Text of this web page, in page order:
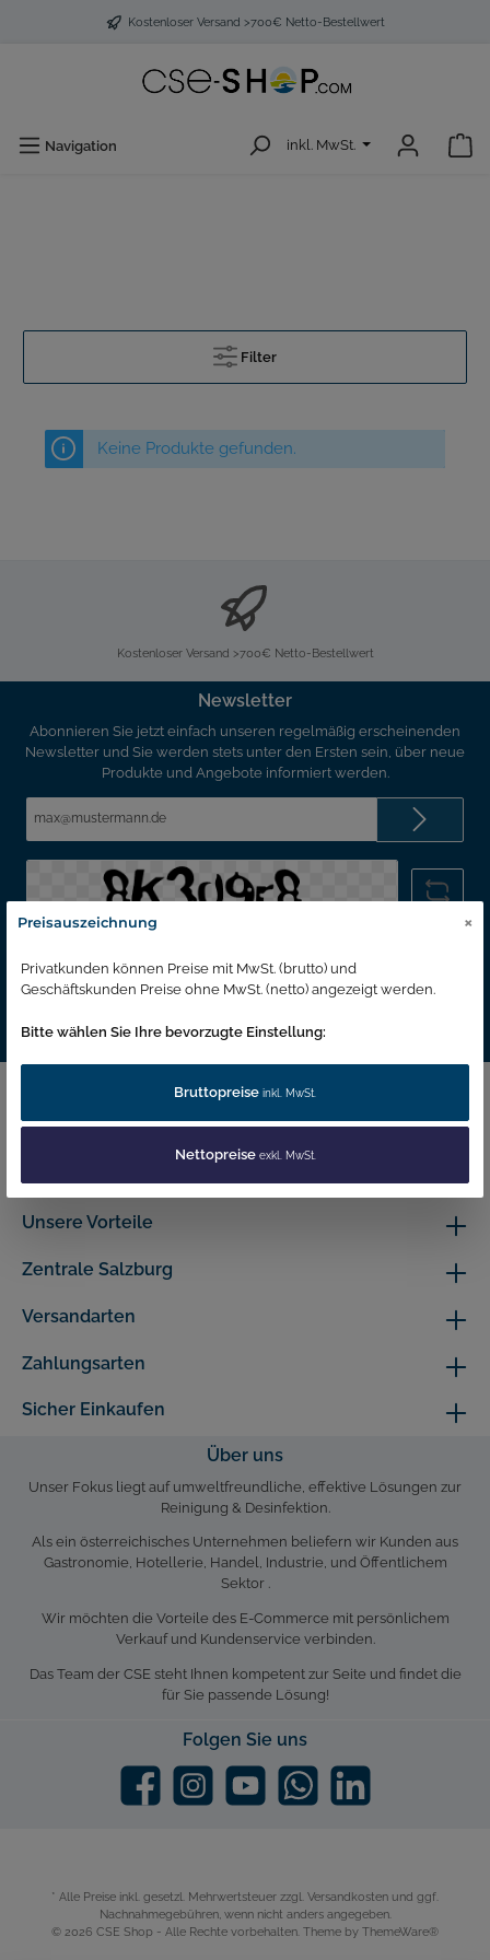
Kostenloser Versand >700€ Netto-Bestellwert
Navigation inkl. MwSt.
Filter
Keine Produkte gefunden.
Kostenloser Versand >700€ Netto-Bestellwert
Newsletter
Abonnieren Sie jetzt einfach unseren regelmäßig erscheinenden
Newsletter und Sie werden stets unter den Ersten sein, über neue
Produkte und Angebote informiert werden.
Ich habe die Datenschutzbestimmungen
zur Kenntnis genommen und die
AGBgelesen und bin mit ihnen einverstanden.
Shopservice
Unsere Vorteile
Versandarten
Zahlungsarten
Zentrale Salzburg
Sicher Einkaufen
Über uns
Unser Fokus liegt auf umweltfreundliche, effektive Lösungen zur
Reinigung & Desinfektion.
Als ein österreichisches Unternehmen beliefern wir Kunden aus
Gastronomie, Hotellerie, Handel, Industrie, und Öffentlichem
Sektor .
Wir möchten die Vorteile des E-Commerce mit persönlichem
Verkauf und Kundenservice verbinden.
Das Team der CSE steht Ihnen kompetent zur Seite und findet die
für Sie passende Lösung!
Folgen Sie uns
* Alle Preise inkl. gesetzl. Mehrwertsteuer zzgl. Versandkosten und ggf.
Nachnahmegebühren, wenn nicht anders angegeben.
© 2026 CSE Shop - Alle Rechte vorbehalten. Theme by ThemeWare®
Preisauszeichnung ×
Privatkunden können Preise mit MwSt. (brutto) und
Geschäftskunden Preise ohne MwSt. (netto) angezeigt werden.
Bitte wählen Sie Ihre bevorzugte Einstellung:
Bruttopreise inkl. MwSt.
Nettopreise exkl. MwSt.